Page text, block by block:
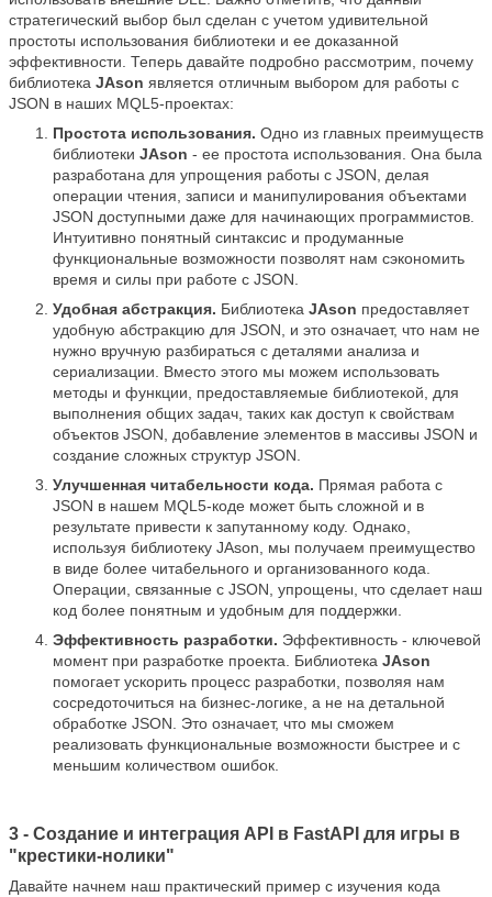
стратегический выбор был сделан с учетом удивительной
простоты использования библиотеки и ее доказанной
эффективности. Теперь давайте подробно рассмотрим, почему
библиотека JAson является отличным выбором для работы с
JSON в наших MQL5-проектах:
Простота использования. Одно из главных преимуществ
библиотеки JAson - ее простота использования. Она была
разработана для упрощения работы с JSON, делая
операции чтения, записи и манипулирования объектами
JSON доступными даже для начинающих программистов.
Интуитивно понятный синтаксис и продуманные
функциональные возможности позволят нам сэкономить
время и силы при работе с JSON.
Удобная абстракция. Библиотека JAson предоставляет
удобную абстракцию для JSON, и это означает, что нам не
нужно вручную разбираться с деталями анализа и
сериализации. Вместо этого мы можем использовать
методы и функции, предоставляемые библиотекой, для
выполнения общих задач, таких как доступ к свойствам
объектов JSON, добавление элементов в массивы JSON и
создание сложных структур JSON.
Улучшенная читабельности кода. Прямая работа с
JSON в нашем MQL5-коде может быть сложной и в
результате привести к запутанному коду. Однако,
используя библиотеку JAson, мы получаем преимущество
в виде более читабельного и организованного кода.
Операции, связанные с JSON, упрощены, что сделает наш
код более понятным и удобным для поддержки.
Эффективность разработки. Эффективность - ключевой
момент при разработке проекта. Библиотека JAson
помогает ускорить процесс разработки, позволяя нам
сосредоточиться на бизнес-логике, а не на детальной
обработке JSON. Это означает, что мы сможем
реализовать функциональные возможности быстрее и с
меньшим количеством ошибок.
3 - Создание и интеграция API в FastAPI для игры в
"крестики-нолики"
Давайте начнем наш практический пример с изучения кода